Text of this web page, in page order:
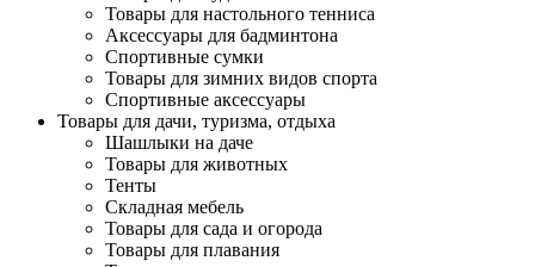
Товары для настольного тенниса
Аксессуары для бадминтона
Спортивные сумки
Товары для зимних видов спорта
Спортивные аксессуары
Товары для дачи, туризма, отдыха
Шашлыки на даче
Товары для животных
Тенты
Складная мебель
Товары для сада и огорода
Товары для плавания